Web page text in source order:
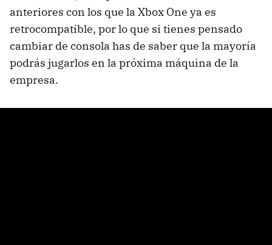
anteriores con los que la Xbox One ya es
retrocompatible, por lo que si tienes pensado
cambiar de consola has de saber que la mayoría
podrás jugarlos en la próxima máquina de la
empresa.